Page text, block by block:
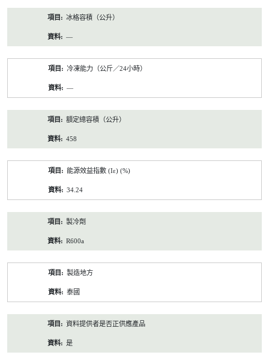
冰格容積（公升）
—
冷凍能力（公斤／24小時）
—
額定總容積（公升）
458
能源效益指數 (Iε) (%)
34.24
製冷劑
R600a
製造地方
泰國
資料提供者是否正供應產品
是